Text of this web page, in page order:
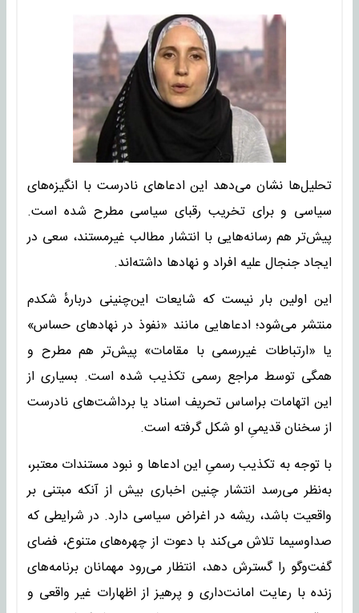
تحلیل‌ها نشان می‌دهد این ادعاهای نادرست با انگیزه‌های
سیاسی و برای تخریب رقبای سیاسی مطرح شده است.
پیش‌تر هم رسانه‌هایی با انتشار مطالب غیرمستند، سعی در
ایجاد جنجال علیه افراد و نهادها داشته‌اند.
این اولین بار نیست که شایعات این‌چنینی دربارهٔ شکدم
منتشر می‌شود؛ ادعاهایی مانند «نفوذ در نهادهای حساس»
یا «ارتباطات غیررسمی با مقامات» پیش‌تر هم مطرح و
همگی توسط مراجع رسمی تکذیب شده است. بسیاری از
این اتهامات براساس تحریف اسناد یا برداشت‌های نادرست
از سخنان قدیمیِ او شکل گرفته است.
با توجه به تکذیب رسمیِ این ادعاها و نبود مستندات معتبر،
به‌نظر می‌رسد انتشار چنین اخباری بیش از آنکه مبتنی بر
واقعیت باشد، ریشه در اغراض سیاسی دارد. در شرایطی که
صداوسیما تلاش می‌کند با دعوت از چهره‌های متنوع، فضای
گفت‌وگو را گسترش دهد، انتظار می‌رود مهمانان برنامه‌های
زنده با رعایت امانت‌داری و پرهیز از اظهارات غیر واقعی و